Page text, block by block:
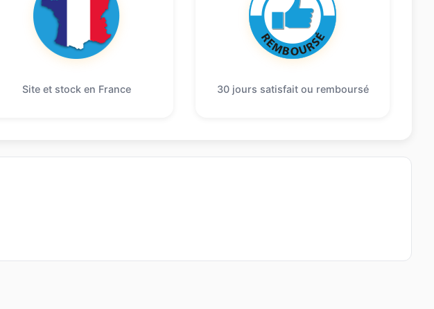
Site et stock en France 30 jours satisfait ou remboursé